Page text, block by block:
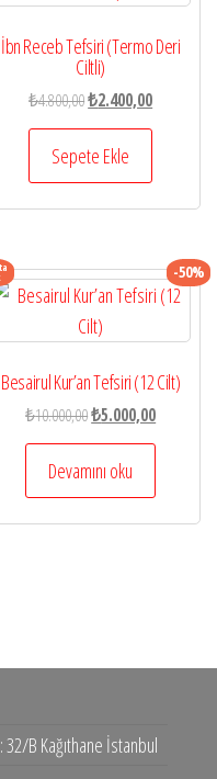
İbn Receb Tefsiri (Termo Deri
Ciltli)
₺4.800,00Orijinal
fiyat:
₺4.800,00.
₺2.400,00Şu
andaki
₺2.400,00.
Sepete Ekle
-50%
Besairul Kur’an Tefsiri (12 Cilt)
₺10.000,00Orijinal
fiyat:
₺10.000,00.
₺5.000,00Şu
andaki
₺5.000,00.
Devamını oku
B Kağıthane İstanbul